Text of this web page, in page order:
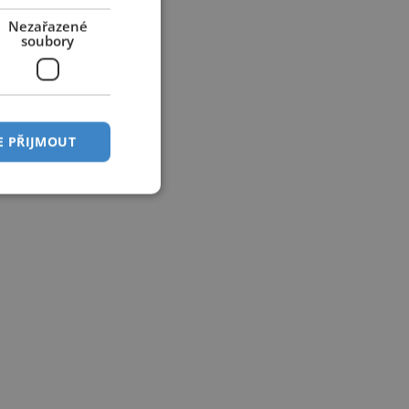
Nezařazené
soubory
PŘIJMOUT